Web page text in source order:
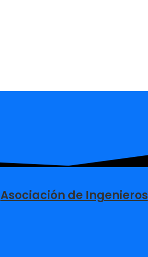
Asociación de Ingenieros